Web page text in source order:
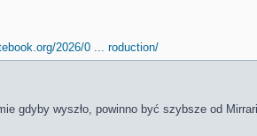
2026/0 ... roduction/
gdyby wyszło, powinno być szybsze od